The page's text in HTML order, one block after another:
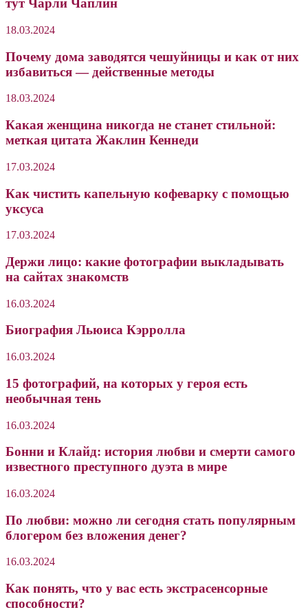
тут Чарли Чаплин
18.03.2024
Почему дома заводятся чешуйницы и как от них
избавиться — действенные методы
18.03.2024
Какая женщина никогда не станет стильной:
меткая цитата Жаклин Кеннеди
17.03.2024
Как чистить капельную кофеварку с помощью
уксуса
17.03.2024
Держи лицо: какие фотографии выкладывать
на сайтах знакомств
16.03.2024
Биография Льюиса Кэрролла
16.03.2024
15 фотографий, на которых у героя есть
необычная тень
16.03.2024
Бонни и Клайд: история любви и смерти самого
известного преступного дуэта в мире
16.03.2024
По любви: можно ли сегодня стать популярным
блогером без вложения денег?
16.03.2024
Как понять, что у вас есть экстрасенсорные
способности?